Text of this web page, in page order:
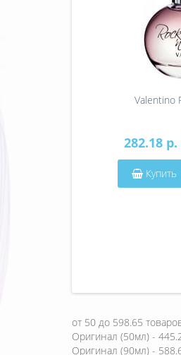
Valentino
282.18
Купить
от 50 до 598.65
Оригинал (50мл) -
Оригинал (90мл) -